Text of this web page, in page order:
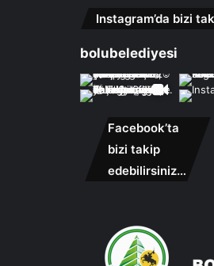
Instagram’da bizi
bolubelediyesi
Facebook’ta
bizi takip
edebilirsiniz…